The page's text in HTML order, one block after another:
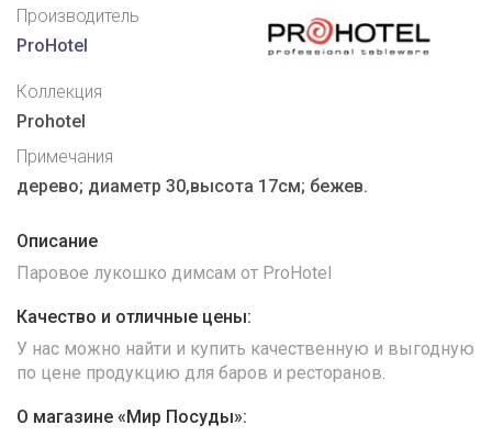
Производитель
ProHotel
Коллекция
Prohotel
Примечания
дерево; диаметр 30,высота 17см; бежев.
Описание
Паровое лукошко димсам от ProHotel
Качество и отличные цены:
У нас можно найти и купить качественную и выгодную
по цене продукцию для баров и ресторанов.
О магазине «Мир Посуды»: